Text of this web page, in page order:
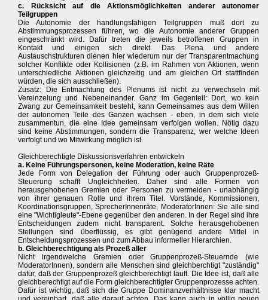
c. Rücksicht auf die Aktionsmöglichkeiten anderer autonomer
Teilgruppen
Die Autonomie der handlungsfähigen Teilgruppen muß dort zu
Abstimmungsprozessen führen, wo die Autonomie anderer Gruppen
eingeschränkt wird. Dafür treten die jeweils betroffenen Gruppen in
Kontakt und einigen sich direkt. Das Plena und andere
Austauschstrukturen dienen hier wiederum nur der Transparentmachung
solcher Konflikte oder Kollisionen (z.B. im Rahmen von Aktionen, wenn
unterschiedliche Aktionen gleichzeitig und am gleichen Ort stattfinden
würden, die sich ausschließen).
Zusatz: Die Entmachtung des Plenums ist nicht zu verwechseln mit
Vereinzelung und Nebeneinander. Ganz im Gegenteil: Dort, wo kein
Zwang zur Gemeinsamkeit besteht, kann Gemeinsames aus dem Willen
der autonomen Teile des Ganzen wachsen - eben, in dem sich viele
zusammentun, die eine Idee gemeinsam verfolgen wollen. Nötig dazu
sind keine Abstimmungen, sondern die Transparenz, wer welche Ideen
verfolgt und wo Mitwirkung möglich ist.
Gleichberechtigte Diskussionsverfahren entwickeln
a. Keine Führungspersonen, keine Moderation, keine Räte
Jede Form von Delegation der Führung oder auch Gruppenprozeß-
Steuerung schafft Ungleichheiten. Daher sind alle Formen von
herausgehobenen Gremien oder Personen zu vermeiden - unabhängig
von ihrer genauen Rolle und ihrem Titel. Vorstände, Kommissionen,
Koordinationsgruppen, SprecherInnenräte, ModeratorInnen: Sie alle sind
eine "Wichtigleute"-Ebene gegenüber den anderen. In der Regel sind ihre
Entscheidungen zudem nicht transparent. Solche herausgehobenen
Stellungen sind überflüssig, es gibt genügend andere Mittel in
Entscheidungsprozessen und zum Abbau informeller Hierarchien.
b. Gleichberechtigung als Prozeß aller
Nicht irgendwelche Gremien oder Gruppenprozeß-Steuernde (wie
ModeratorInnen), sondern alle Menschen sind gleichberchtigt "zuständig"
dafür, daß der Gruppenprozeß gleichberechtigt läuft. Die Idee ist, daß alle
gleichberechtigt auf die Form gleichberechtigter Gruppenprozesse achten.
Dafür ist wichtig, daß sich die Gruppe Dominanzverhältnisse klar macht